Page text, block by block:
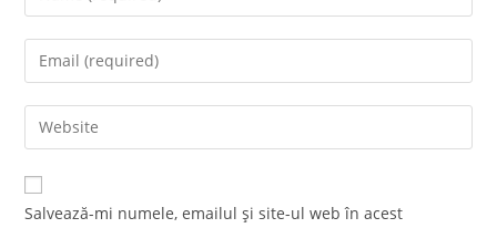
your
name
comment
Enter
your
email
address
comment
Enter
your
website
URL
Salvează-mi numele, emailul și site-ul web în acest